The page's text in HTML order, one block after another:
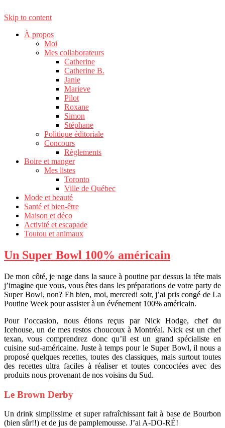
Skip to content
À propos
Moi
Mes collaborateurs
Catherine
Catherine B.
Janie
Marieve
Pilot
Roxane
Simon
Stéphane
Politique éditoriale
Concours
Règlements
Boire et manger
Mes listes
Toronto
Ville de Québec
Mode et beauté
Santé et bien-être
Maison et déco
Activité et escapade
Toutou et animaux
Un Super Bowl 100% américain
De mon côté, je nage dans la sauce à poutine par dessus la tête mais
j’imagine que vous, vous êtes dans les préparations de votre party de
Super Bowl, non? Eh bien, moi, mercredi soir, j’ai pris congé de La
Poutine Week pour assister à un événement 100% américain.
Pour l’occasion, nous étions reçus par Nick Hodge, chef du
Icehouse, un de mes restos choucoux à Montréal. Nick est un chef
texan, vous comprendrez donc qu’il est un grand spécialiste en
cuisine sud-américaine. Juste à temps pour le Super Bowl, il nous a
proposé quelques recettes, toutes des classiques, mais surtout toutes
des recettes ultra faciles à réaliser et toutes concoctées avec des
produits nous provenant de nos voisins du Sud.
Le Brown Derby
Un drink simplissime et super rafraîchissant fait à base de Bourbon
(bien sûr!!) et de jus de pamplemousse. J’ai A-DO-RÉ!